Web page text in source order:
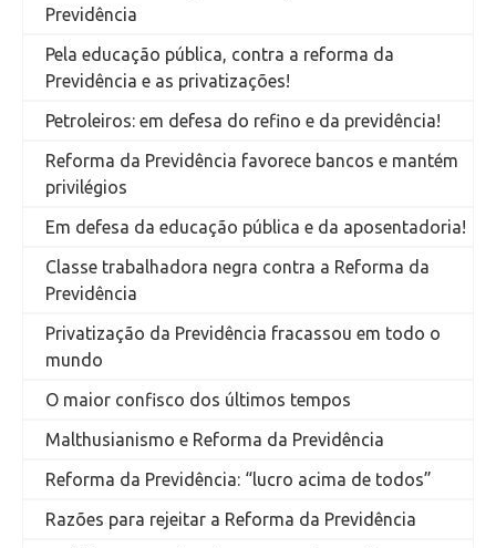
Previdência
Pela educação pública, contra a reforma da
Previdência e as privatizações!
Petroleiros: em defesa do refino e da previdência!
Reforma da Previdência favorece bancos e mantém
privilégios
Em defesa da educação pública e da aposentadoria!
Classe trabalhadora negra contra a Reforma da
Previdência
Privatização da Previdência fracassou em todo o
mundo
O maior confisco dos últimos tempos
Malthusianismo e Reforma da Previdência
Reforma da Previdência: “lucro acima de todos”
Razões para rejeitar a Reforma da Previdência